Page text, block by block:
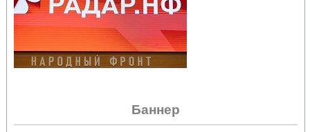
Баннер